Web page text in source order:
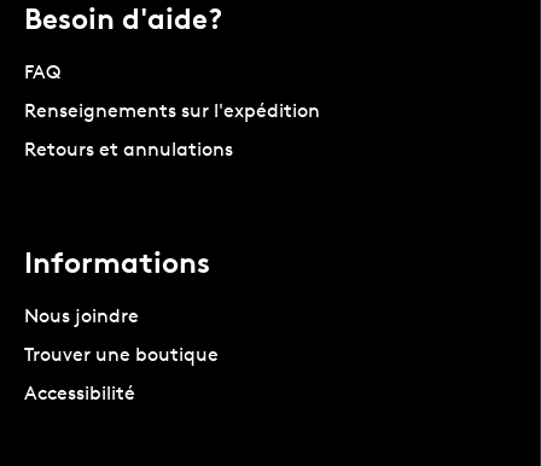
Besoin d'aide?
FAQ
Renseignements sur l'expédition
Retours et annulations
Informations
Nous joindre
Trouver une boutique
Accessibilité